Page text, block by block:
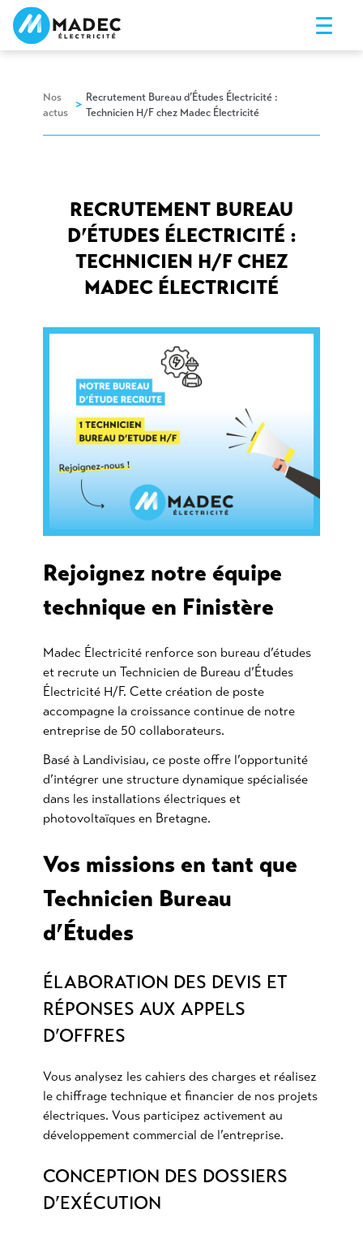
Nos
actus
> Recrutement Bureau d’Études Électricité :
Technicien H/F chez Madec Électricité
RECRUTEMENT BUREAU
D’ÉTUDES ÉLECTRICITÉ :
TECHNICIEN H/F CHEZ
MADEC ÉLECTRICITÉ
Rejoignez notre équipe
technique en Finistère
Madec Électricité renforce son bureau d’études
et recrute un Technicien de Bureau d’Études
Électricité H/F. Cette création de poste
accompagne la croissance continue de notre
entreprise de 50 collaborateurs.
Basé à Landivisiau, ce poste offre l’opportunité
d’intégrer une structure dynamique spécialisée
dans les installations électriques et
photovoltaïques en Bretagne.
Vos missions en tant que
Technicien Bureau
d’Études
ÉLABORATION DES DEVIS ET
RÉPONSES AUX APPELS
D’OFFRES
Vous analysez les cahiers des charges et réalisez
le chiffrage technique et financier de nos projets
électriques. Vous participez activement au
développement commercial de l’entreprise.
CONCEPTION DES DOSSIERS
D’EXÉCUTION